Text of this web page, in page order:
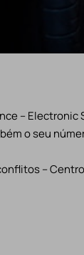
– Electronic
o seu
–